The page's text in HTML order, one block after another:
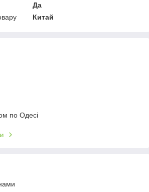
Да
Китай
по Одесі